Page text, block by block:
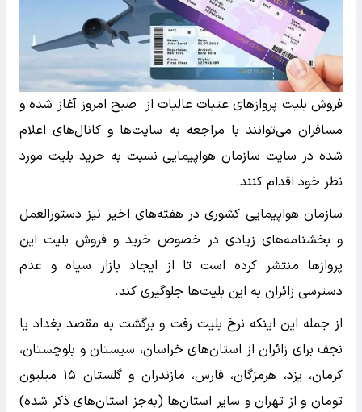
فروش بلیت پروازهای عتبات عالیات از صبح امروز آغاز شده و
مسافران می‌توانند با مراجعه به سایت‌ها و کانال‌های اعلام
شده در سایت سازمان هواپیمایی نسبت به خرید بلیت مورد
نظر خود اقدام کنند.
سازمان هواپیمایی کشوری در هفته‌های اخیر نیز دستورالعمل
و بخشنامه‌های زیادی در خصوص خرید و فروش بلیت این
پروازها منتشر کرده است تا از ایجاد بازار سیاه و عدم
دسترسی زائران به این بلیت‌ها جلوگیری کند.
از جمله این اینکه نرخ بلیت رفت‌ و برگشت به مقصد بغداد یا
نجف برای زائران از استان‌های خراسان، سیستان و بلوچستان،
کرمان، یزد، هرمزگان، فارس، مازندران و گلستان ۱۵ میلیون
تومان و از تهران و سایر استان‌ها (به‌جز استان‌های ذکر شده)